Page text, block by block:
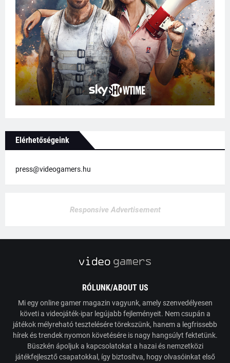
Elérhetőségeink
press@videogamers.hu
Responsive Advertisement
RÓLUNK/ABOUT US
Mi egy online gamer magazin vagyunk, amely szenvedélyesen
követi a videojáték-ipar legújabb fejleményeit. Nem csupán a
játékok mélyreható tesztelésére törekszünk, hanem a legfrissebb
hírek és trendek nyomon követésére is nagy hangsúlyt fektetünk.
Büszkén ápoljuk a kapcsolatokat a hazai és nemzetközi
játékfejlesztő csapatokkal, így biztosítva, hogy olvasóinkat első